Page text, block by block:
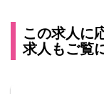
この求人に
求人もご覧